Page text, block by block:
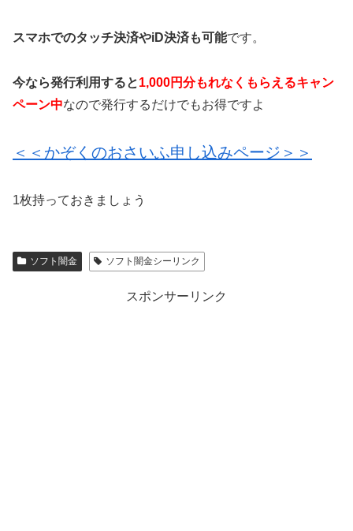
スマホでのタッチ決済やiD決済も可能です。
今なら発行利用すると1,000円分もれなくもらえるキャン
ペーン中なので発行するだけでもお得ですよ
＜＜かぞくのおさいふ申し込みページ＞＞
1枚持っておきましょう
ソフト闇金 ソフト闇金シーリンク
スポンサーリンク